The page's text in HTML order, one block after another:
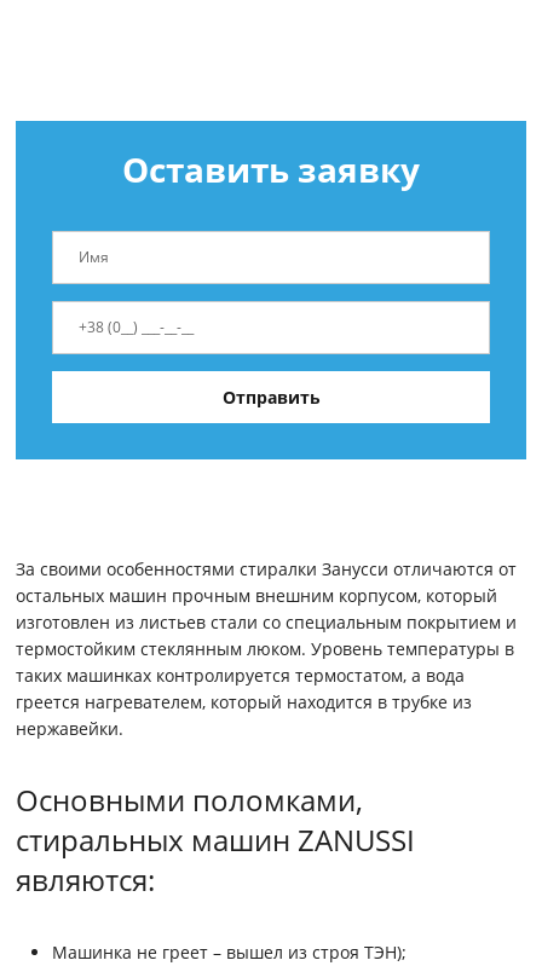
Оставить заявку
За своими особенностями стиралки Занусси отличаются от
остальных машин прочным внешним корпусом, который
изготовлен из листьев стали со специальным покрытием и
термостойким стеклянным люком. Уровень температуры в
таких машинках контролируется термостатом, а вода
греется нагревателем, который находится в трубке из
нержавейки.
Основными поломками,
стиральных машин ZANUSSI
являются:
Машинка не греет – вышел из строя ТЭН);